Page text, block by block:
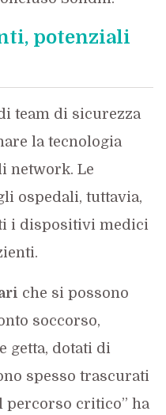
potenziali
team di sicurezza
la tecnologia
network. Le
ospedali, tuttavia,
i dispositivi medici
che si possono
soccorso,
getta, dotati di
spesso trascurati
percorso critico” ha